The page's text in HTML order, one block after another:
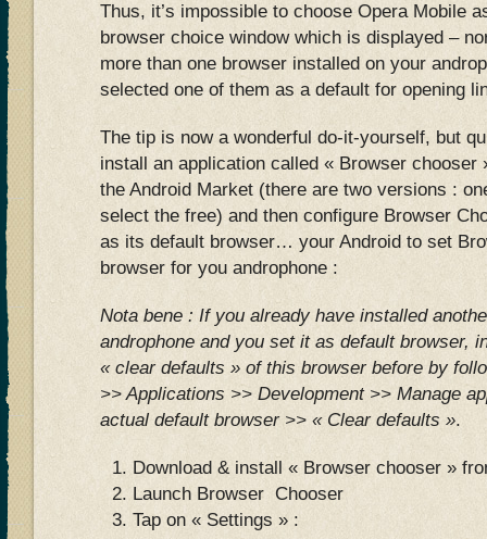
Thus, it’s impossible to choose Opera Mobile
browser choice window which is displayed –
more than one browser installed on your
selected one of them as a default for opening
The tip is now a wonderful do-it-yourself, but
install an application called « Browser chooser
the Android Market (there are two versions :
select the free) and then configure Browser
as its default browser… your Android to set
browser for you androphone :
Nota bene : If you already have installed
androphone and you set it as default browser,
« clear defaults » of this browser before by
>> Applications >> Development >> Manage
actual default browser >> « Clear defaults ».
Download & install « Browser chooser »
Launch Browser Chooser
Tap on « Settings » :